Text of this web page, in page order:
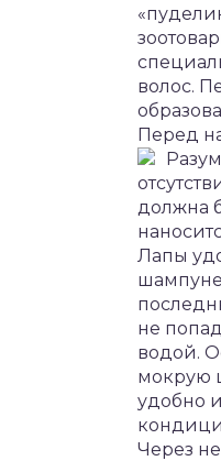
волос.
Перед
должна
Лапы
не
водой.
мокрую
удобно
Через